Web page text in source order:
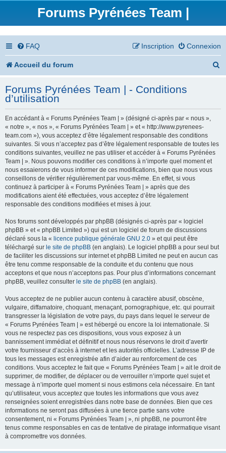
Forums Pyrénées Team |
FAQ Connexion
Inscription
Accueil du forum
h
Forums Pyrénées Team | - Conditions
d’utilisation
En accédant à « Forums Pyrénées Team | » (désigné ci-après par « nous »,
« notre », « nos », « Forums Pyrénées Team | » et « http://www.pyrenees-
team.com »), vous acceptez d’être légalement responsable des conditions
suivantes. Si vous n’acceptez pas d’être légalement responsable de toutes les
conditions suivantes, veuillez ne pas utiliser et accéder à « Forums Pyrénées
Team | ». Nous pouvons modifier ces conditions à n’importe quel moment et
nous essaierons de vous informer de ces modifications, bien que nous vous
conseillons de vérifier régulièrement par vous-même. En effet, si vous
continuez à participer à « Forums Pyrénées Team | » après que des
modifications aient été effectuées, vous acceptez d’être légalement
responsable des conditions modifiées et mises à jour.
Nos forums sont développés par phpBB (désignés ci-après par « logiciel
phpBB » et « phpBB Limited ») qui est un logiciel de forum de discussions
déclaré sous la « licence publique générale GNU 2.0 » et qui peut être
téléchargé sur le site de phpBB (en anglais). Le logiciel phpBB a pour seul but
de faciliter les discussions sur internet et phpBB Limited ne peut en aucun cas
être tenu comme responsable de la conduite et du contenu que nous
acceptons et que nous n’acceptons pas. Pour plus d’informations concernant
phpBB, veuillez consulter le site de phpBB (en anglais).
Vous acceptez de ne publier aucun contenu à caractère abusif, obscène,
vulgaire, diffamatoire, choquant, menaçant, pornographique, etc. qui pourrait
transgresser la législation de votre pays, du pays dans lequel le serveur de
« Forums Pyrénées Team | » est hébergé ou encore la loi internationale. Si
vous ne respectez pas ces dispositions, vous vous exposez à un
bannissement immédiat et définitif et nous nous réservons le droit d’avertir
votre fournisseur d’accès à internet et les autorités officielles. L’adresse IP de
tous les messages est enregistrée afin d’aider au renforcement de ces
conditions. Vous acceptez le fait que « Forums Pyrénées Team | » ait le droit de
supprimer, de modifier, de déplacer ou de verrouiller n’importe quel sujet et
message à n’importe quel moment si nous estimons cela nécessaire. En tant
qu’utilisateur, vous acceptez que toutes les informations que vous avez
renseignées soient enregistrées dans notre base de données. Bien que ces
informations ne seront pas diffusées à une tierce partie sans votre
consentement, ni « Forums Pyrénées Team | », ni phpBB, ne pourront être
tenus comme responsables en cas de tentative de piratage informatique visant
à compromettre vos données.